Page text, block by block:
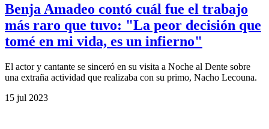
Benja Amadeo contó cuál fue el trabajo
más raro que tuvo: "La peor decisión que
tomé en mi vida, es un infierno"
El actor y cantante se sinceró en su visita a Noche al Dente sobre
una extraña actividad que realizaba con su primo, Nacho Lecouna.
15 jul 2023